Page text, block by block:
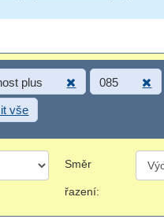
plus 085
vše
Směr
řazení: